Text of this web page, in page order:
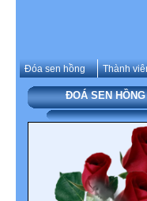
Đóa sen hồng Thành
ĐOÁ SEN HỒNG